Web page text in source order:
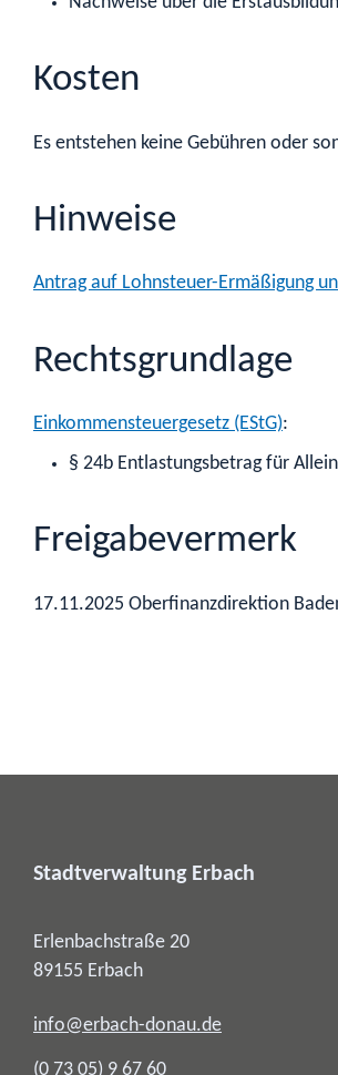
Kosten
Es entstehen keine Gebühren oder
Hinweise
Antrag auf Lohnsteuer-Ermäßigung
Rechtsgrundlage
Einkommensteuergesetz (EStG):
§ 24b Entlastungsbetrag für
Freigabevermerk
17.11.2025 Oberfinanzdirektion
Stadtverwaltung Erbach
Erlenbachstraße 20
89155 Erbach
info@erbach-donau.de
(0 73 05) 9 67 60